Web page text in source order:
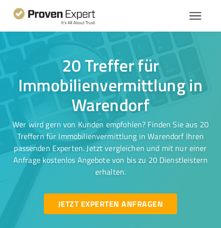
20 Treffer für
Immobilienvermittlung in
Warendorf
Wer wird gern von Kunden empfohlen? Finden Sie aus 20
Treffern für Immobilienvermittlung in Warendorf Ihren
passenden Experten. Jetzt vergleichen und mit nur einer
Anfrage kostenlos Angebote von bis zu 20 Dienstleistern
erhalten.
JETZT EXPERTEN ANFRAGEN